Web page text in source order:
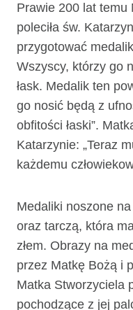
Prawie 200 lat temu
poleciła św.
przygotować
Wszyscy, którzy go
łask. Medalik ten
go nosić będą z
obfitości łaski”.
Katarzynie: „Teraz
każdemu
Medaliki noszone
oraz tarczą, która
złem. Obrazy na
przez Matkę Bożą i
Matka Stworzyciela
pochodzące z jej